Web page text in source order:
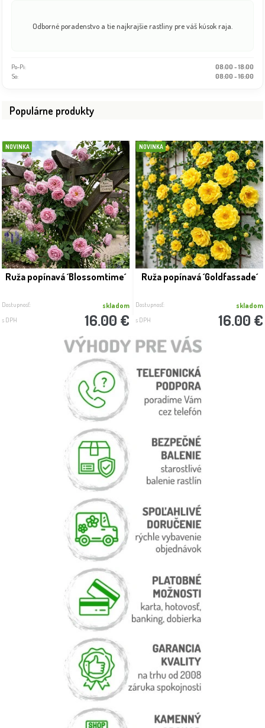
Odborné poradenstvo a tie najkrajšie rastliny pre váš kúsok raja.
Po-Pi:
08:00 - 18:00
So:
08:00 - 16:00
Populárne produkty
NOVINKA
Ruža popínavá ´Blossomtime´
Dostupnosť: skladom
s DPH 16.00 €
NOVINKA
Ruža popínavá ´Goldfassade´
Dostupnosť: skladom
s DPH 16.00 €